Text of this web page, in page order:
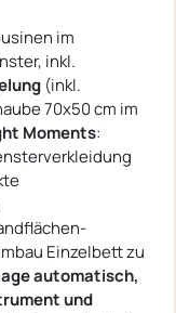
im
inkl.
(inkl.
70x50 cm im
Moments:
Einzelbett zu
automatisch,
und